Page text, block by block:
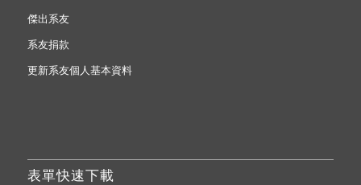
傑出系友
系友捐款
更新系友個人基本資料
表單快速下載